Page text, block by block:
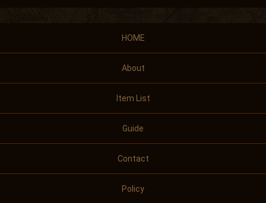
HOME
About
Item List
Guide
Contact
Policy